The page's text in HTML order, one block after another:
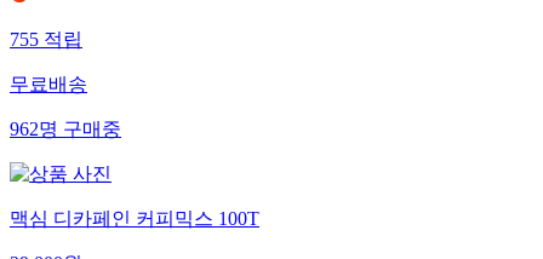
755적립
무료배송
962명구매중
맥심 디카페인 커피믹스 100T